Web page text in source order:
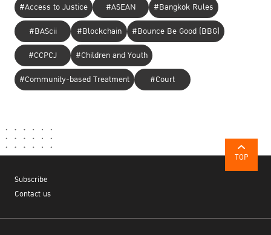
#Access to Justice #ASEAN
#Bangkok Rules
#BAScii
#Blockchain
#Bounce Be Good (BBG)
#CCPCJ
#Children and Youth
#Community-based Treatment
#Court
TOP
Subscribe
Contact us